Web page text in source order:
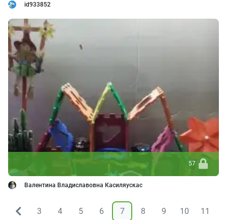
id933852
57
Валентина Владиславовна Касиляускас
&larr;
3 4 5 6 7 8 9 10 11